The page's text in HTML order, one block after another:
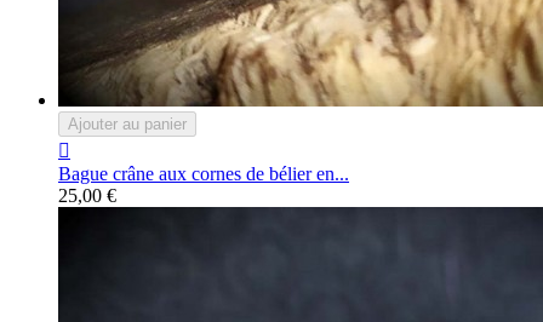
Ajouter au panier

Bague crâne aux cornes de bélier en...
25,00 €